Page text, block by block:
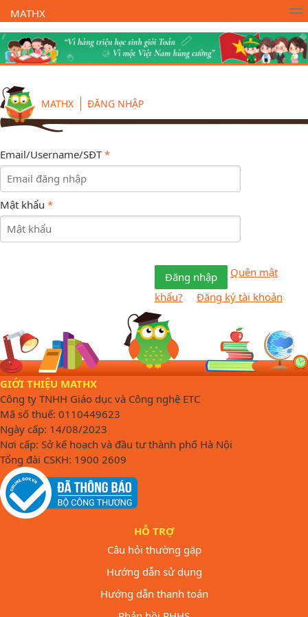
MATHX
Trường Toán Online MATHX Học toán - Lớp 1
MATHX ĐĂNG NHẬP
Email/Username/SĐT*
Mật khẩu *
Đăng nhập
Quên mật
khẩu?
Đăng ký tài khoản
GIỚI THIỆU MATHX
Công ty TNHH Giáo dục và Công nghệ ETC
Mã số thuế: 0110449623
Ngày cấp: 14/08/2023
Nơi cấp: Sở kế hoạch và đầu tư thành phố Hà Nội
Tổng đài CSKH: 1900 2609
HỖ TRỢ
Câu hỏi thường gặp
Hướng dẫn sử dụng
Hướng dẫn thanh toán